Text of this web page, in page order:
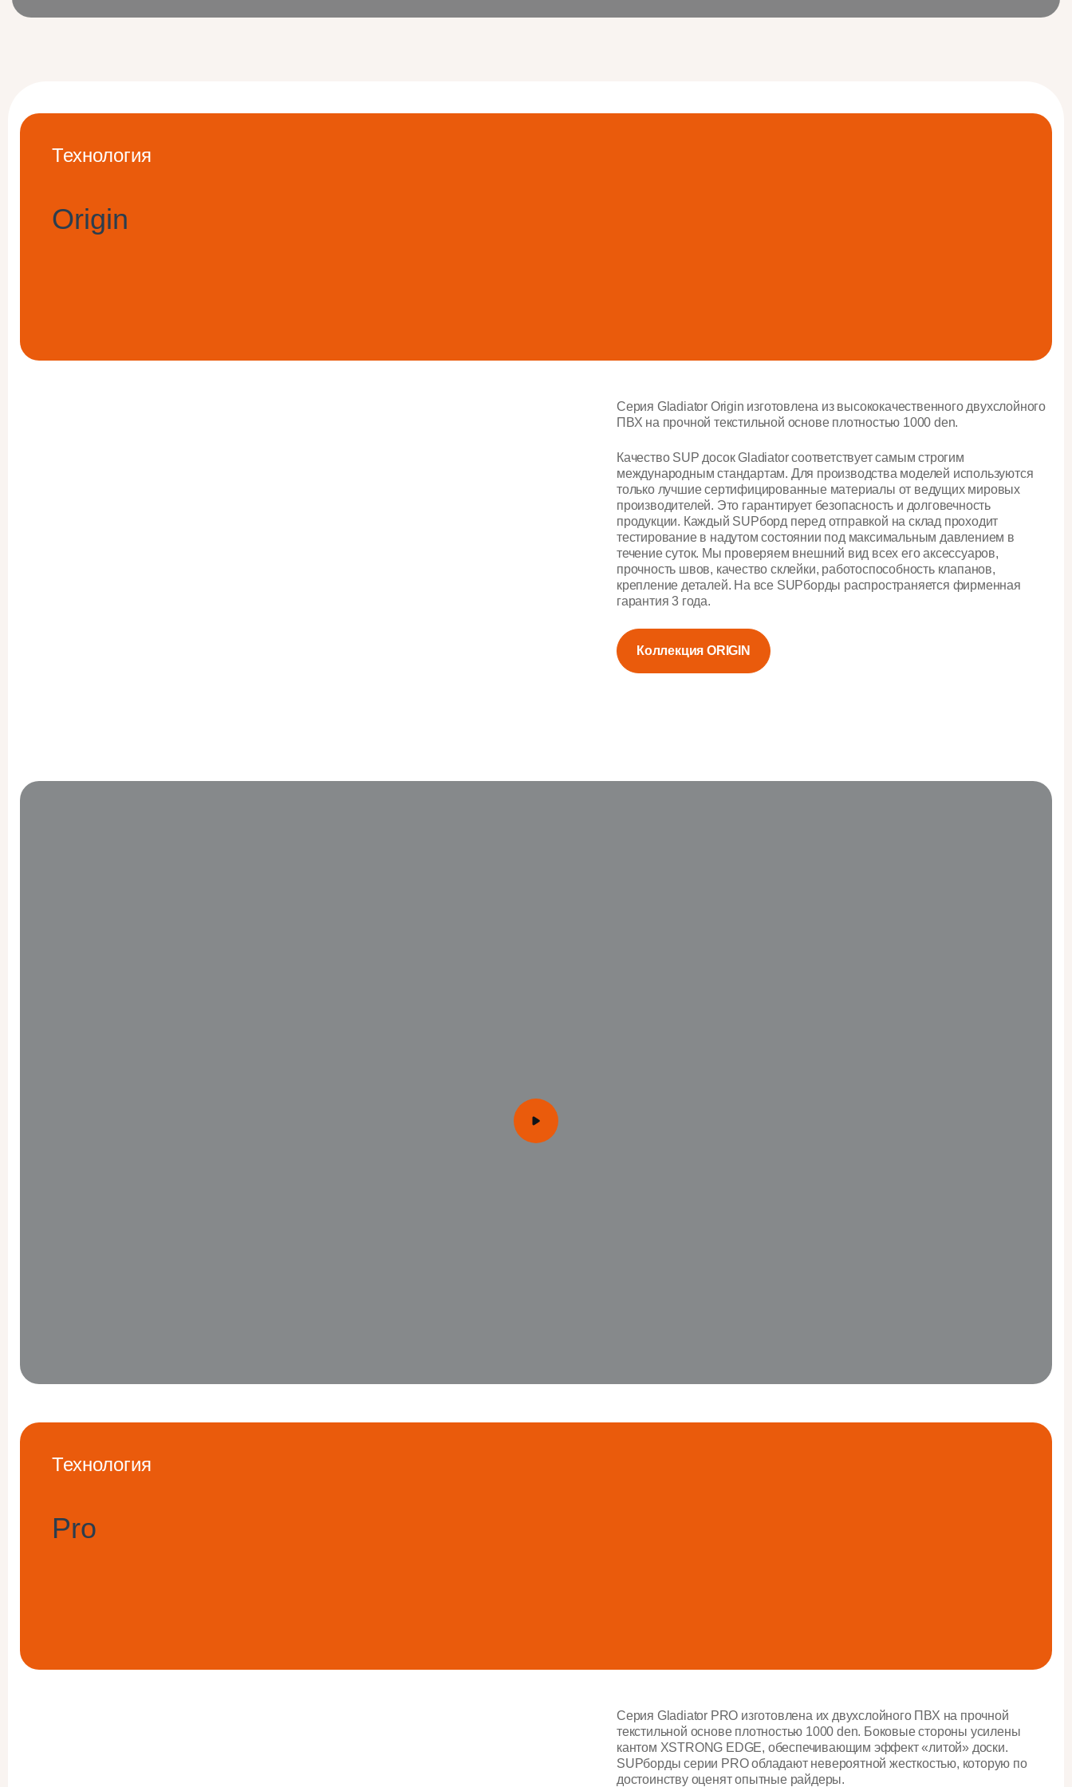
Технология
Origin
Серия Gladiator Origin изготовлена из высококачественного двухслойного
ПВХ на прочной текстильной основе плотностью 1000 den.
Качество SUP досок Gladiator соответствует самым строгим
международным стандартам. Для производства моделей используются
только лучшие сертифицированные материалы от ведущих мировых
производителей. Это гарантирует безопасность и долговечность
продукции. Каждый SUPборд перед отправкой на склад проходит
тестирование в надутом состоянии под максимальным давлением в
течение суток. Мы проверяем внешний вид всех его аксессуаров,
прочность швов, качество склейки, работоспособность клапанов,
крепление деталей. На все SUPборды распространяется фирменная
гарантия 3 года.
Коллекция ORIGIN
Технология
Pro
Серия Gladiator PRO изготовлена их двухслойного ПВХ на прочной
текстильной основе плотностью 1000 den. Боковые стороны усилены
кантом XSTRONG EDGE, обеспечивающим эффект «литой» доски.
SUPборды серии PRO обладают невероятной жесткостью, которую по
достоинству оценят опытные райдеры.